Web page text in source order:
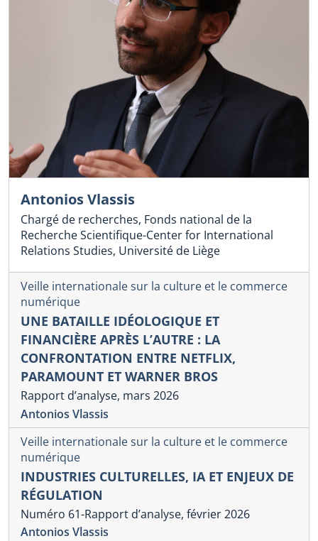
Antonios Vlassis
Chargé de recherches, Fonds national de la
Recherche Scientifique-Center for International
Relations Studies, Université de Liège
Veille internationale sur la culture et le commerce
numérique
UNE BATAILLE IDÉOLOGIQUE ET
FINANCIÈRE APRÈS L’AUTRE : LA
CONFRONTATION ENTRE NETFLIX,
PARAMOUNT ET WARNER BROS
Rapport d’analyse, mars 2026
Antonios Vlassis
Veille internationale sur la culture et le commerce
numérique
INDUSTRIES CULTURELLES, IA ET ENJEUX DE
RÉGULATION
Numéro 61-Rapport d’analyse, février 2026
Antonios Vlassis